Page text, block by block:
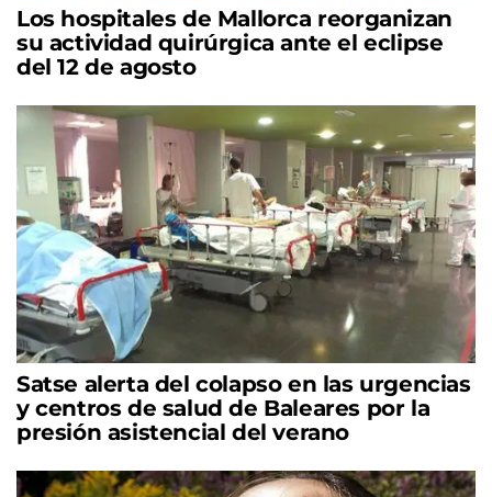
Los hospitales de Mallorca reorganizan
su actividad quirúrgica ante el eclipse
del 12 de agosto
Satse alerta del colapso en las urgencias
y centros de salud de Baleares por la
presión asistencial del verano